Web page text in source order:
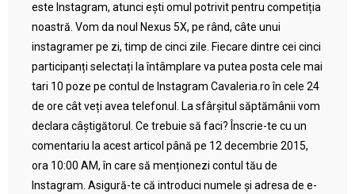
este Instagram, atunci ești omul potrivit pentru competiția
noastră. Vom da noul Nexus 5X, pe rând, câte unui
instagramer pe zi, timp de cinci zile. Fiecare dintre cei cinci
participanți selectați la întâmplare va putea posta cele mai
tari 10 poze pe contul de Instagram Cavaleria.ro în cele 24
de ore cât veți avea telefonul. La sfârșitul săptămânii vom
declara câștigătorul. Ce trebuie să faci? Înscrie-te cu un
comentariu la acest articol până pe 12 decembrie 2015,
ora 10:00 AM, în care să menționezi contul tău de
Instagram. Asigură-te că introduci numele și adresa de e-